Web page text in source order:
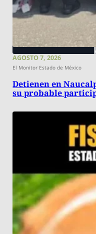
AGOSTO 7, 2026
El Monitor Estado de México
Detienen en
su probable